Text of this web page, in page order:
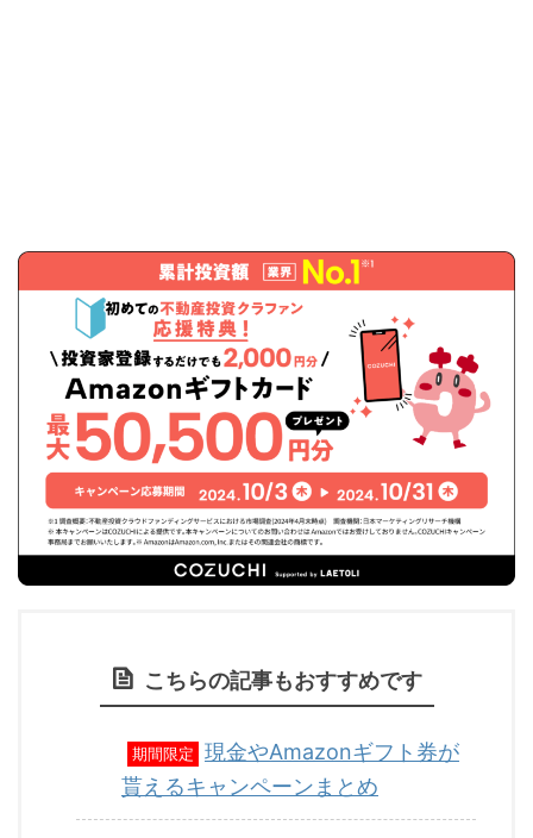
こちらの記事もおすすめです
期間限定
現金やAmazonギフト券が
貰えるキャンペーンまとめ